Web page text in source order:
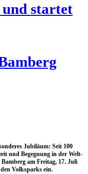
star­tet
Jubi­lä­um: Seit 100
und Begeg­nung in der Welt­
am Frei­tag, 17. Juli
Volks­parks ein.